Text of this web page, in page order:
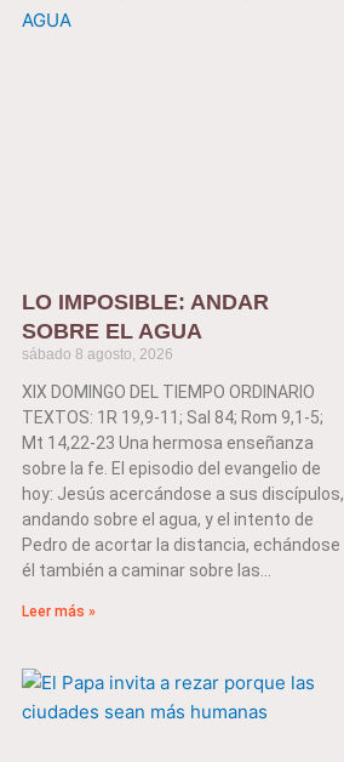
LO IMPOSIBLE: ANDAR
SOBRE EL AGUA
sábado 8 agosto, 2026
XIX DOMINGO DEL TIEMPO ORDINARIO
TEXTOS: 1R 19,9-11; Sal 84; Rom 9,1-5;
Mt 14,22-23 Una hermosa enseñanza
sobre la fe. El episodio del evangelio de
hoy: Jesús acercándose a sus discípulos,
andando sobre el agua, y el intento de
Pedro de acortar la distancia, echándose
él también a caminar sobre las
Leer más »